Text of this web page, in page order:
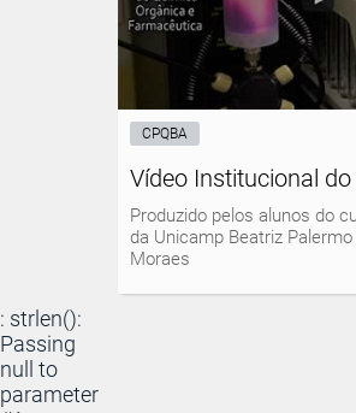
CPQBA
Vídeo Institucional do
Produzido pelos alunos do
da Unicamp Beatriz
Moraes
: strlen():
Passing
null to
parameter